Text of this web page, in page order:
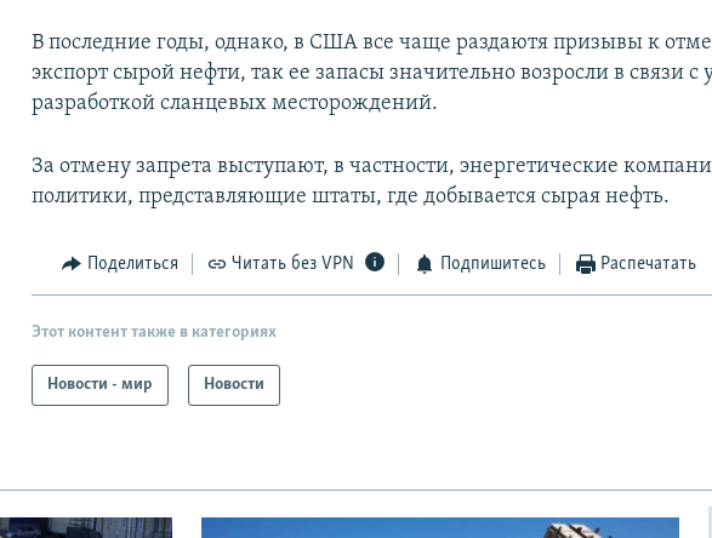
В последние годы, однако, в США все чаще раздаютя призывы к
экспорт сырой нефти, так ее запасы значительно возросли в связи с
разработкой сланцевых месторождений.
За отмену запрета выступают, в частности, энергетические
политики, представляющие штаты, где добывается сырая нефть.
Поделиться Читать без VPN Подпишитесь Распечатать
Этот контент также в категориях
Новости - мир Новости